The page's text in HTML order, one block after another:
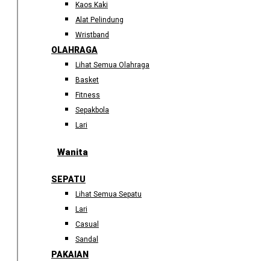
Kaos Kaki
Alat Pelindung
Wristband
OLAHRAGA
Lihat Semua Olahraga
Basket
Fitness
Sepakbola
Lari
Wanita
SEPATU
Lihat Semua Sepatu
Lari
Casual
Sandal
PAKAIAN